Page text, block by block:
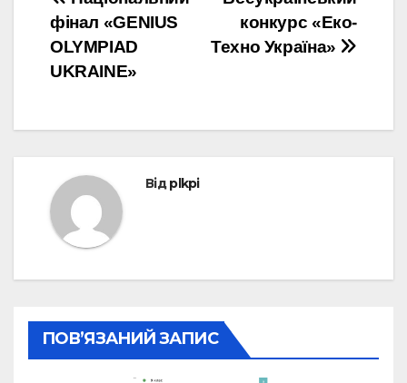
записів
конкурс «Еко-
Техно Україна»
фінал «GENIUS
OLYMPIAD
UKRAINE»
Відplkpi
ПОВ’ЯЗАНИЙ ЗАПИС